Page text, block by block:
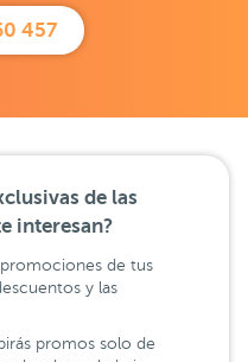
457
de las
interesan?
de tus
y las
promos solo de